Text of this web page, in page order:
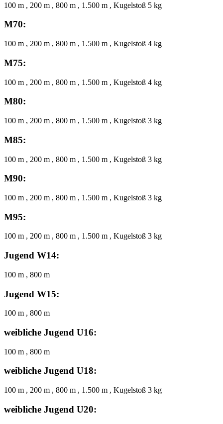
100 m , 200 m , 800 m , 1.500 m , Kugelstoß 5 kg
M70:
100 m , 200 m , 800 m , 1.500 m , Kugelstoß 4 kg
M75:
100 m , 200 m , 800 m , 1.500 m , Kugelstoß 4 kg
M80:
100 m , 200 m , 800 m , 1.500 m , Kugelstoß 3 kg
M85:
100 m , 200 m , 800 m , 1.500 m , Kugelstoß 3 kg
M90:
100 m , 200 m , 800 m , 1.500 m , Kugelstoß 3 kg
M95:
100 m , 200 m , 800 m , 1.500 m , Kugelstoß 3 kg
Jugend W14:
100 m , 800 m
Jugend W15:
100 m , 800 m
weibliche Jugend U16:
100 m , 800 m
weibliche Jugend U18:
100 m , 200 m , 800 m , 1.500 m , Kugelstoß 3 kg
weibliche Jugend U20: